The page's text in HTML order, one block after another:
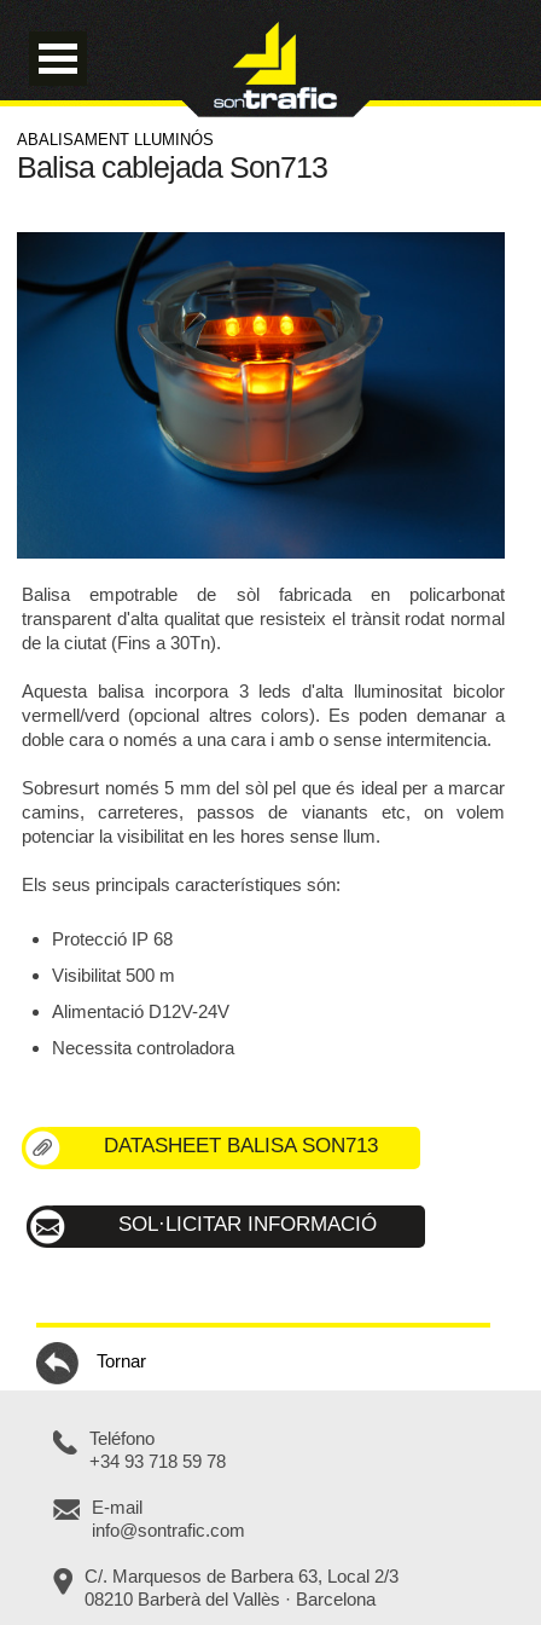
ABALISAMENT LLUMINÓS
Balisa cablejada Son713
Balisa empotrable de sòl fabricada en policarbonat
transparent d'alta qualitat que resisteix el trànsit rodat normal
de la ciutat (Fins a 30Tn).
Aquesta balisa incorpora 3 leds d'alta lluminositat bicolor
vermell/verd (opcional altres colors). Es poden demanar a
doble cara o només a una cara i amb o sense intermitencia.
Sobresurt només 5 mm del sòl pel que és ideal per a marcar
camins, carreteres, passos de vianants etc, on volem
potenciar la visibilitat en les hores sense llum.
Els seus principals característiques són:
Protecció IP 68
Visibilitat 500 m
Alimentació D12V-24V
Necessita controladora
DATASHEET BALISA SON713
SOL·LICITAR INFORMACIÓ
Tornar
Teléfono
+34 93 718 59 78
E-mail
info@sontrafic.com
C/. Marquesos de Barbera 63, Local 2/3
08210 Barberà del Vallès · Barcelona